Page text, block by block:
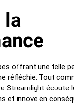
offrant une telle
réfléchie. Tout
Streamlight écoute
et innove en